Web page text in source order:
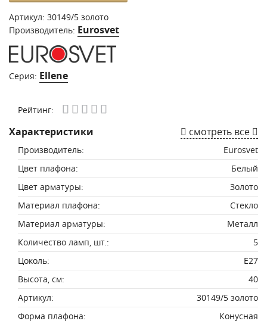
Артикул: 30149/5 золото
Производитель: Eurosvet
Серия: Ellene
Рейтинг:
Характеристики смотреть все
Производитель:
Eurosvet
Цвет плафона:
Белый
Цвет арматуры:
Золото
Материал плафона:
Стекло
Материал арматуры:
Металл
Количество ламп, шт.:
5
Цоколь:
E27
Высота, см:
40
Артикул:
30149/5 золото
Форма плафона:
Конусная